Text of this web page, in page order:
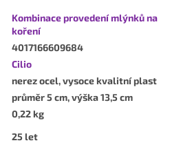
Kombinace provedení mlýnků na
koření
4017166609684
Cilio
nerez ocel, vysoce kvalitní plast
průměr 5 cm, výška 13,5 cm
0,22 kg
25 let